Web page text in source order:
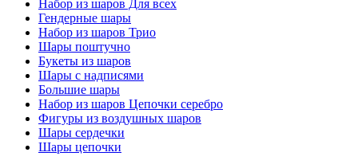
Набор из шаров Для всех
Гендерные шары
Набор из шаров Трио
Шары поштучно
Букеты из шаров
Шары с надписями
Большие шары
Набор из шаров Цепочки серебро
Фигуры из воздушных шаров
Шары сердечки
Шары цепочки